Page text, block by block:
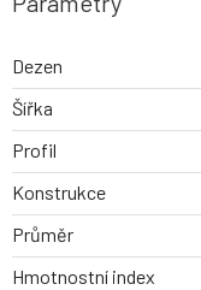
Dezen
Šířka
Profil
Konstrukce
Průměr
Hmotnostní index